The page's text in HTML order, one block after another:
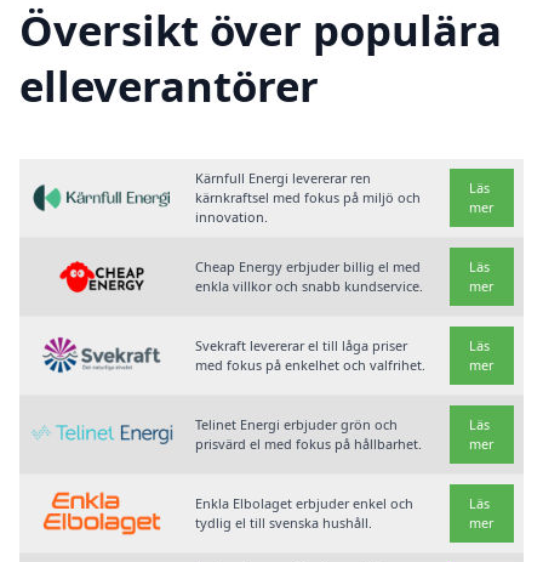
Översikt över populära
elleverantörer
Kärnfull Energi levererar ren
kärnkraftsel med fokus på miljö och
innovation.
Läs
mer
Cheap Energy erbjuder billig el med
enkla villkor och snabb kundservice.
Läs
mer
Svekraft levererar el till låga priser
med fokus på enkelhet och valfrihet.
Läs
mer
Telinet Energi erbjuder grön och
prisvärd el med fokus på hållbarhet.
Läs
mer
Enkla Elbolaget erbjuder enkel och
tydlig el till svenska hushåll.
Läs
mer